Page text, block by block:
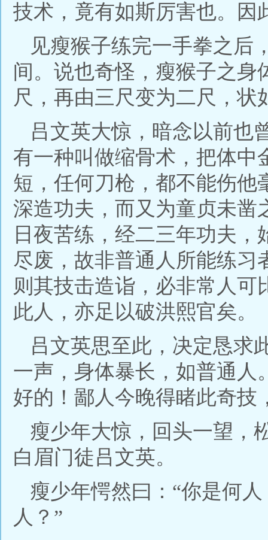
技术，竟有如斯厉害也。因
见瘦猴子练完一手拳之后
间。说也奇怪，瘦猴子之身
尺，再由三尺变为二尺，状
吕文英大惊，暗念以前也
有一种叫做缩骨术，把体中
短，任何刀枪，都不能伤他
深造功夫，而又为童贞未凿
日夜苦练，经二三年功夫
尽废，故非普通人所能练习
则其技击造诣，必非常人
此人，亦足以破洪熙官矣。
吕文英思至此，决定恳求
一声，身体暴长，如普通人
好的！鄙人今晚得睹此奇技
瘦少年大惊，回头一望，
白眉门徒吕文英。
瘦少年愕然曰：“你是何
人？”